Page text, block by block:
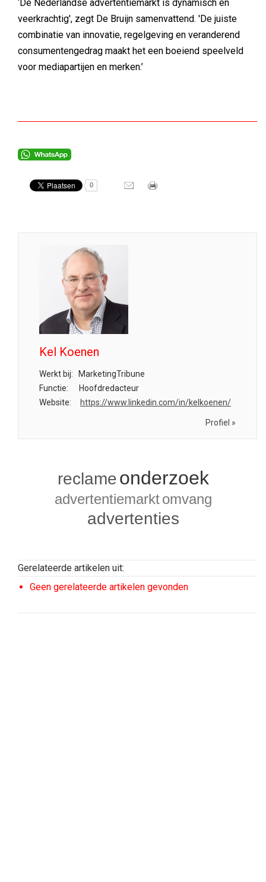
‘De Nederlandse advertentiemarkt is dynamisch en
veerkrachtig', zegt De Bruijn samenvattend. 'De juiste
combinatie van innovatie, regelgeving en veranderend
consumentengedrag maakt het een boeiend speelveld
voor mediapartijen en merken.’
0
Kel Koenen
Werkt bij:
MarketingTribune
Functie:
Hoofdredacteur
Website:
https://www.linkedin.com/in/kelkoenen/
Profiel »
reclameonderzoek
advertentiemarkt omvang
advertenties
Gerelateerde artikelen uit:
Geen gerelateerde artikelen gevonden